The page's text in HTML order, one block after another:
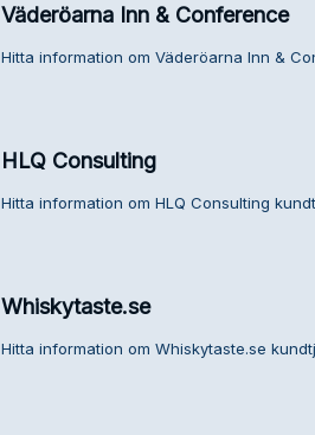
Väderöarna Inn & Conference
Hitta information om Väderöarna Inn &
HLQ Consulting
Hitta information om HLQ Consulting
Whiskytaste.se
Hitta information om Whiskytaste.se